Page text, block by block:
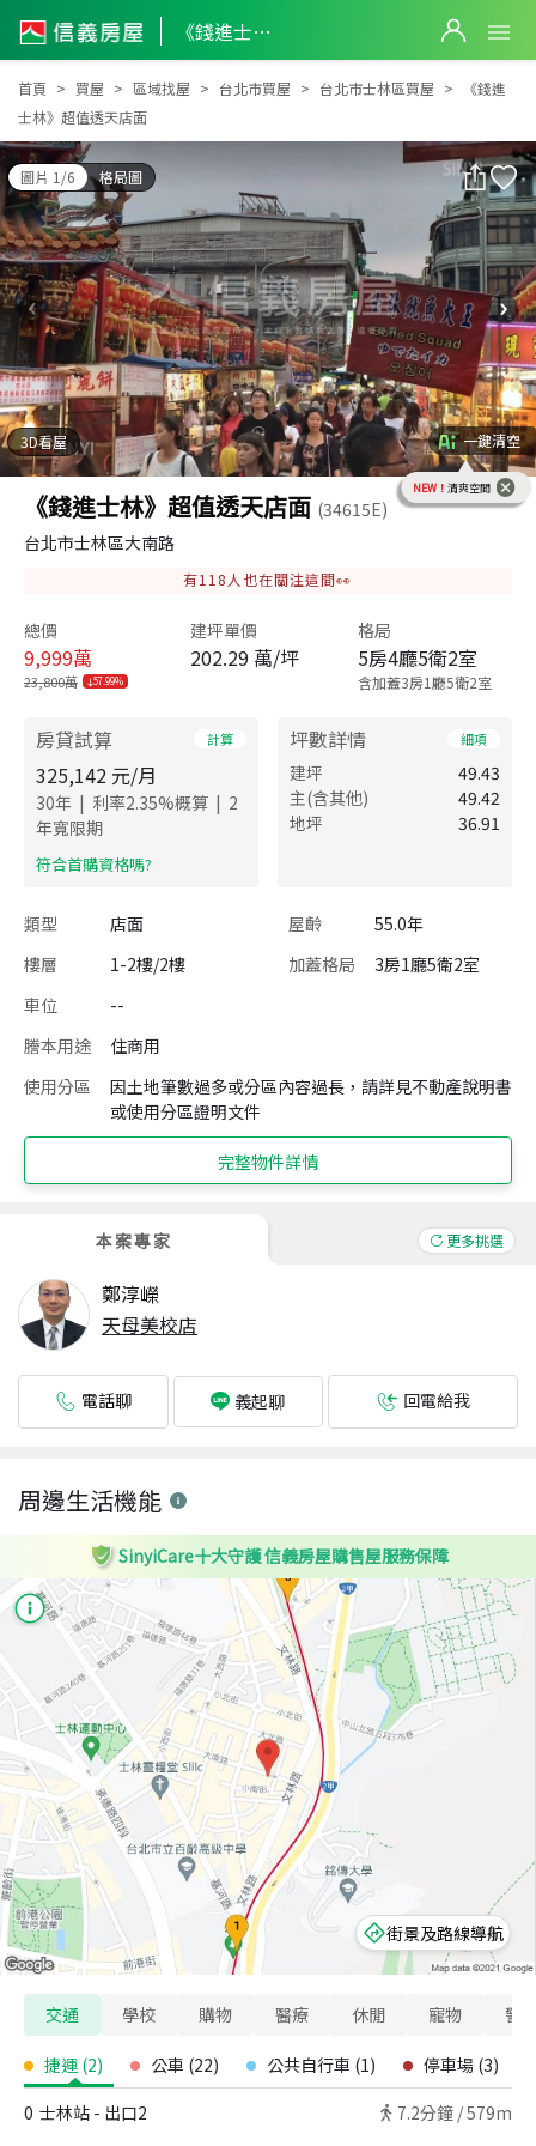
《錢進士林》超值透天店面
《錢進士林》超值透天店面
首頁 買屋 區域找屋 台北市買屋 台北市士林區買屋
《錢進
士林》超值透天店面
圖片 1/6 格局圖
3D看屋 一鍵清空
NEW！ 清爽空間
《錢進士林》超值透天店面 (34615E)
台北市士林區大南路
有118 人也在關注這間👀
總價
9,999萬
23,800萬 57.99%
建坪單價
202.29 萬/坪
格局
5房4廳5衛2室
含加蓋3房1廳5衛2室
房貸試算 計算
325,142 元/月
30年 | 利率2.35%概算 | 2
年寬限期
​符合首購資格嗎?
坪數詳情 細項
建坪
49.43
主(含其他)
49.42
地坪
36.91
類型 店面 屋齡
55.0年
樓層
1-2樓/2樓 加蓋格局
3房1廳5衛2室
車位
--
謄本用途
住商用
使用分區
因土地筆數過多或分區內容過長，請詳見不動產說明書
或使用分區證明文件
完整物件詳情
本案專家 更多挑選
鄭淳嶸
天母美校店
電話聊 義起聊 回電給我
周邊生活機能
SinyiCare十大守護 信義房屋購售屋服務保障
街景及路線導航
交通 學校 購物 醫療 休閒 寵物 警
捷運 (2) 公車 (22) 公共自行車 (1) 停車場 (3)
0 士林站 - 出口2 7.2分鐘 /579m